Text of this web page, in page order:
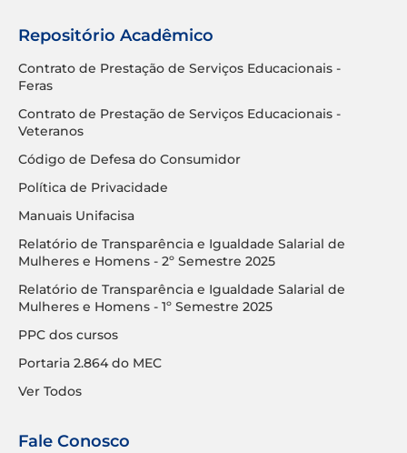
Repositório Acadêmico
Contrato de Prestação de Serviços Educacionais -
Feras
Contrato de Prestação de Serviços Educacionais -
Veteranos
Código de Defesa do Consumidor
Política de Privacidade
Manuais Unifacisa
Relatório de Transparência e Igualdade Salarial de
Mulheres e Homens - 2º Semestre 2025
Relatório de Transparência e Igualdade Salarial de
Mulheres e Homens - 1º Semestre 2025
PPC dos cursos
Portaria 2.864 do MEC
Ver Todos
Fale Conosco